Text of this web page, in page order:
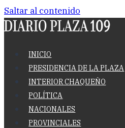
Saltar al contenido
INICIO
PRESIDENCIA DE LA PLAZA
INTERIOR CHAQUEÑO
POLÍTICA
NACIONALES
PROVINCIALES